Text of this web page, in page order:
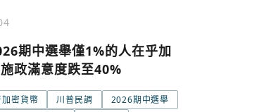
期中選舉僅1%的人在乎加
政滿意度跌至40%
加密貨幣 川普民調
2026期中選舉
市 關閉